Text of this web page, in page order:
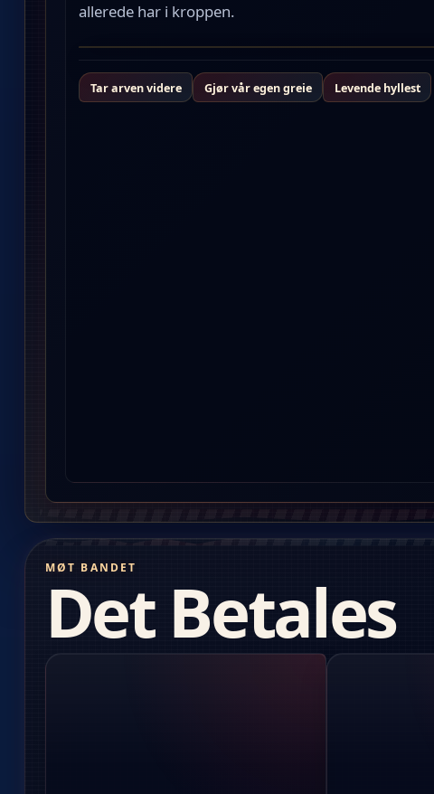
allerede har i kroppen.
Tar arven videre Gjør vår egen greie Levende hyllest
MØT BANDET
Det Betales